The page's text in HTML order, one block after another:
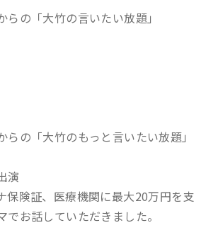
の「大竹の言いたい放題」
の「大竹のもっと言いたい放題」
演
保険証、医療機関に最大20万円を支
でお話していただきました。